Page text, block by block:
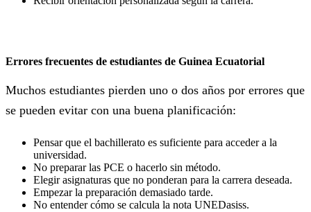
Errores frecuentes de estudiantes de Guinea Ecuatorial
Muchos estudiantes pierden uno o dos años por errores que
se pueden evitar con una buena planificación:
Pensar que el bachillerato es suficiente para acceder a la
universidad.
No preparar las PCE o hacerlo sin método.
Elegir asignaturas que no ponderan para la carrera deseada.
Empezar la preparación demasiado tarde.
No entender cómo se calcula la nota UNEDasiss.